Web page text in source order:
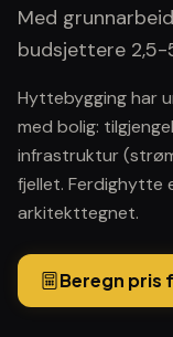
Med
budsjettere
Hyttebygging har
med bolig:
infrastruktur
fjellet. Ferdighytte
arkitekttegnet.
Beregn pris